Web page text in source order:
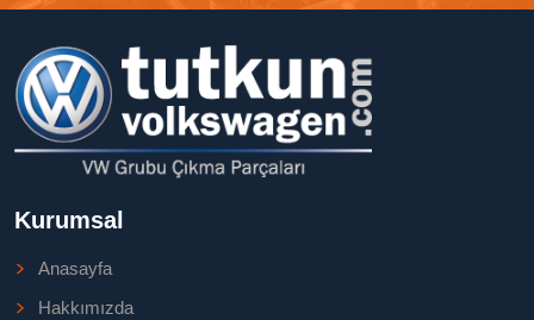
Kurumsal
Anasayfa
Hakkımızda